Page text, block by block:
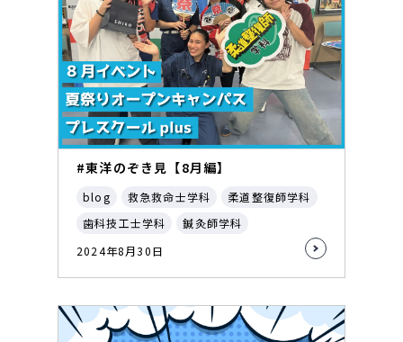
#東洋のぞき見【8月編】
blog 救急救命士学科
柔道整復師学科
歯科技工士学科
鍼灸師学科
2024年8月30日